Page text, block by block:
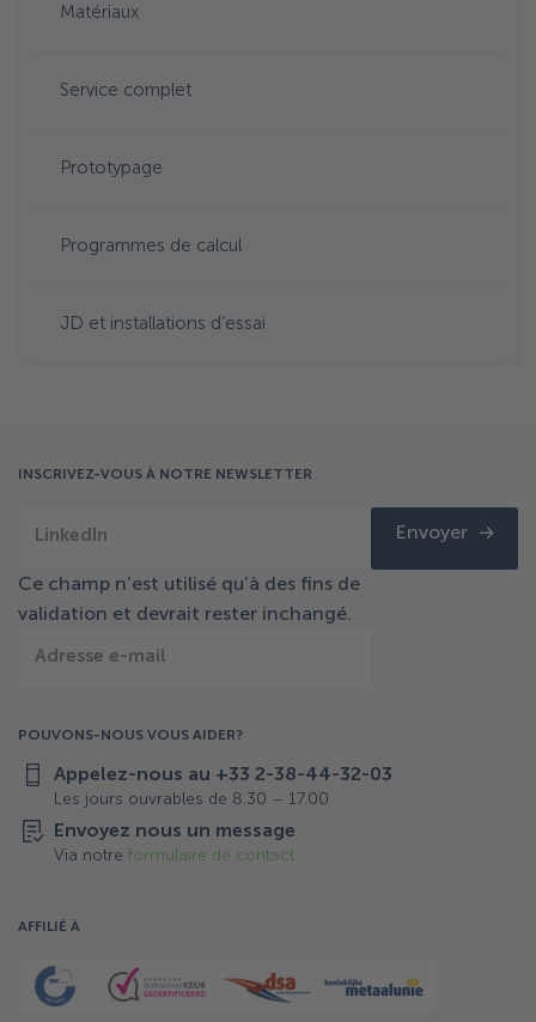
Matériaux
Service complet
Prototypage
Programmes de calcul
JD et installations d’essai
INSCRIVEZ-VOUS À NOTRE NEWSLETTER
LinkedIn
Ce champ n’est utilisé qu’à des fins de
validation et devrait rester inchangé.
Adresse e-mail
Envoyer
POUVONS-NOUS VOUS AIDER?
Appelez-nous au +33 2-38-44-32-03
Les jours ouvrables de 8.30 – 17.00
Envoyez nous un message
Via notreformulaire de contact
AFFILIÉ À